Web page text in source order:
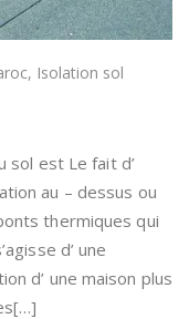
, Isolation sol
sol est Le fait d’
au – dessus ou
thermiques qui
d’ une
d’ une maison plus